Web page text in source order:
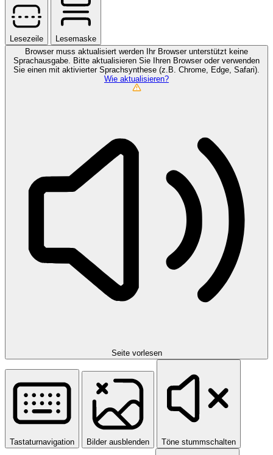
Lesezeile
Lesemaske
Browser muss aktualisiert werden
Ihr Browser unterstützt keine
Sprachausgabe. Bitte aktualisieren Sie Ihren Browser oder verwenden
Sie einen mit aktivierter Sprachsynthese (z.B. Chrome, Edge, Safari).
Wie aktualisieren?
Seite vorlesen
Tastaturnavigation Bilder ausblenden Töne stummschalten